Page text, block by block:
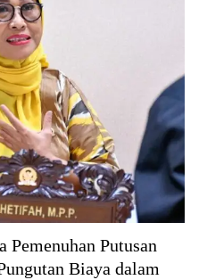
Putusan
Biaya dalam